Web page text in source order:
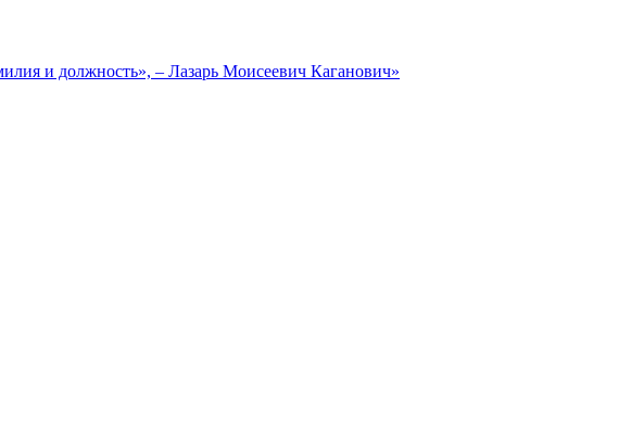
и должность», – Лазарь Моисеевич Каганович»